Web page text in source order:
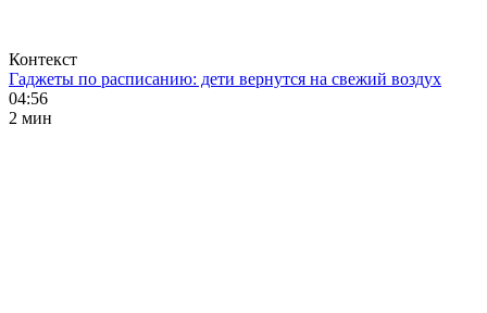
Контекст
Гаджеты по расписанию: дети вернутся на свежий воздух
04:56
2 мин